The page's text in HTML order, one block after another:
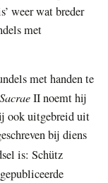
weer wat breder
met
met handen te
II noemt hij
ook uitgebreid uit
bij diens
is: Schütz